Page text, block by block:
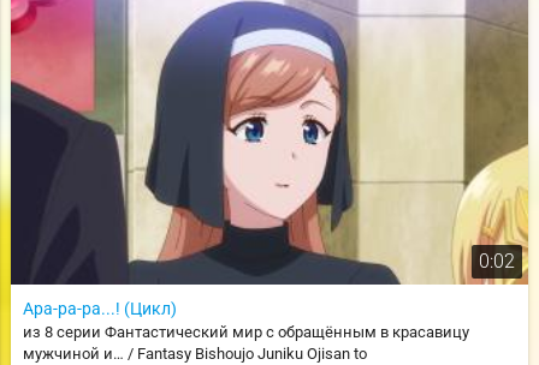
0:02
Ара-ра-ра...! (Цикл)
из 8 серии Фантастический мир с обращённым в красавицу
мужчиной и… / Fantasy Bishoujo Juniku Ojisan to